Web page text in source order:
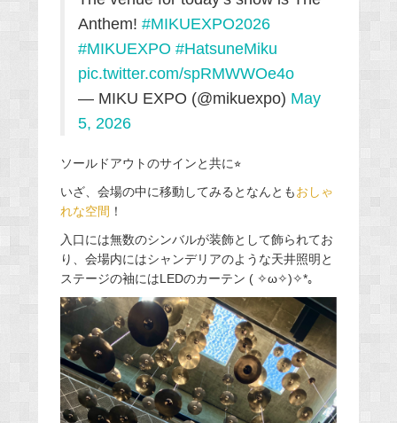
Anthem! #MIKUEXPO2026
#MIKUEXPO #HatsuneMiku
pic.twitter.com/spRMWWOe4o
— MIKU EXPO (@mikuexpo) May
5, 2026
ソールドアウトのサインと共に⭐︎
いざ、会場の中に移動してみるとなんともおしゃ
れな空間 ！
入口には無数のシンバルが装飾として飾られてお
り、会場内にはシャンデリアのような天井照明と
ステージの袖にはLEDのカーテン ( ✧ω✧)✧*｡